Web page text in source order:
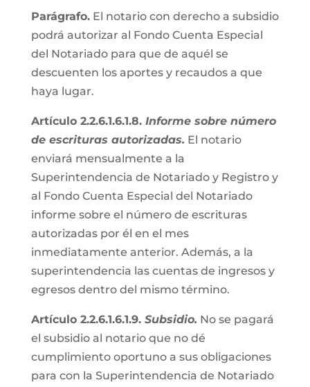
Parágrafo.El notario con derecho a subsidio
podrá autorizar al Fondo Cuenta Especial
del Notariado para que de aquél se
descuenten los aportes y recaudos a que
haya lugar.
Artículo 2.2.6.1.6.1.8. Informe sobre número
de escrituras autorizadas. El notario
enviará mensualmente a la
Superintendencia de Notariado y Registro y
al Fondo Cuenta Especial del Notariado
informe sobre el número de escrituras
autorizadas por él en el mes
inmediatamente anterior. Además, a la
superintendencia las cuentas de ingresos y
egresos dentro del mismo término.
Artículo 2.2.6.1.6.1.9. Subsidio. No se pagará
el subsidio al notario que no dé
cumplimiento oportuno a sus obligaciones
para con la Superintendencia de Notariado